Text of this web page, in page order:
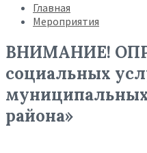
Главная
Мероприятия
ВНИМАНИЕ!
социальных
района»